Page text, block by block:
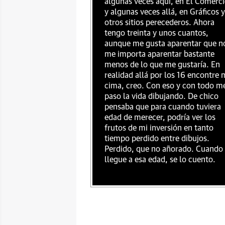
y algunas veces allá, en Gráficos y
otros sitios perecederos. Ahora
tengo treinta y unos cuantos,
aunque me gusta aparentar que
me importa aparentar bastante
menos de lo que me gustaría. En
realidad allá por los 16 encontre
cima, creo. Con eso y con todo
paso la vida dibujando. De chico
pensaba que para cuando tuviera
edad de merecer, podría ver los
frutos de mi inversión en tanto
tiempo perdido entre dibujos.
Perdido, que no añorado. Cuando
llegue a esa edad, se lo cuento.